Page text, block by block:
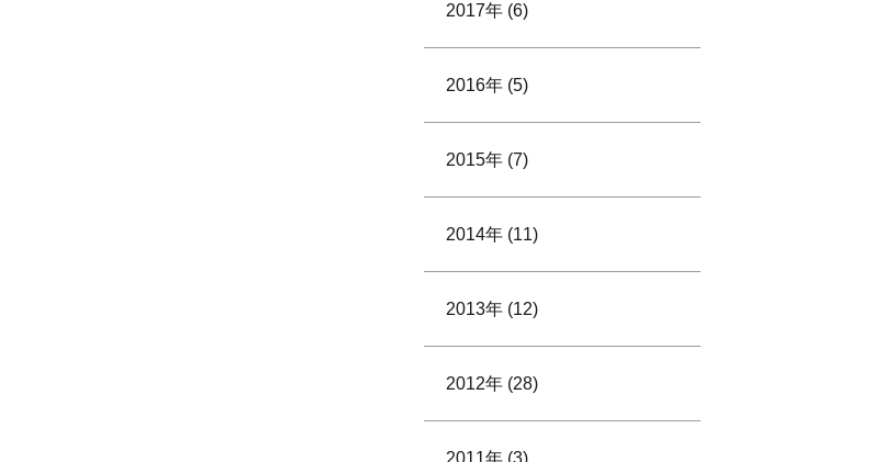
2017年 (6)
2016年 (5)
2015年 (7)
2014年 (11)
2013年 (12)
2012年 (28)